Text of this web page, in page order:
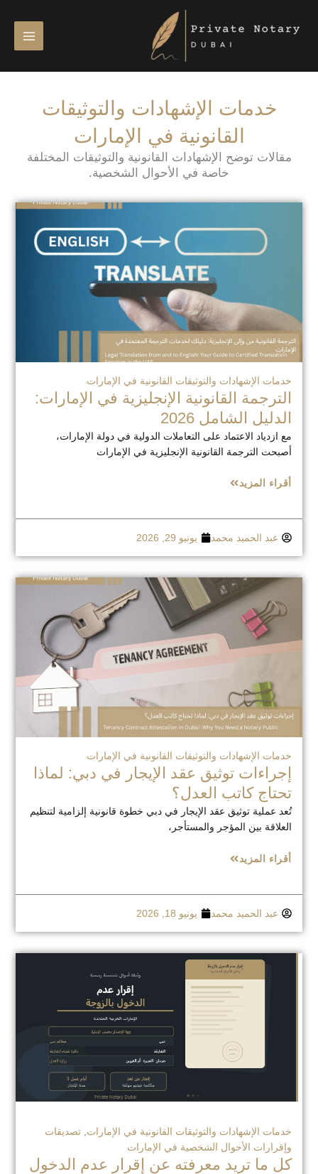
المحتوى
خدمات الإشهادات والتوثيقات
القانونية في الإمارات
مقالات توضح الإشهادات القانونية والتوثيقات المختلفة
خاصة في الأحوال الشخصية.
خدمات الإشهادات والتوثيقات القانونية في الإمارات
الترجمة القانونية الإنجليزية في الإمارات:
الدليل الشامل 2026
مع ازدياد الاعتماد على التعاملات الدولية في دولة الإمارات،
أصبحت الترجمة القانونية الإنجليزية في الإمارات
أقراء المزيد
عبد الحميد محمد يونيو 29, 2026
خدمات الإشهادات والتوثيقات القانونية في الإمارات
إجراءات توثيق عقد الإيجار في دبي: لماذا
تحتاج كاتب العدل؟
تُعد عملية توثيق عقد الإيجار في دبي خطوة قانونية إلزامية لتنظيم
العلاقة بين المؤجر والمستأجر،
أقراء المزيد
عبد الحميد محمد يونيو 18, 2026
خدمات الإشهادات والتوثيقات القانونية في الإمارات ,تصديقات
وإقرارات الأحوال الشخصية في الإمارات
كل ما تريد معرفته عن إقرار عدم الدخول